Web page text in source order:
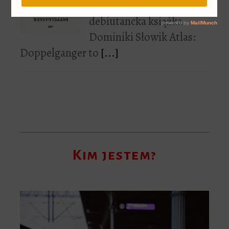
opowiedzieć o czym jest
debiutancka książka
Dominiki Słowik Atlas:
Doppelganger to [...]
Kim jestem?